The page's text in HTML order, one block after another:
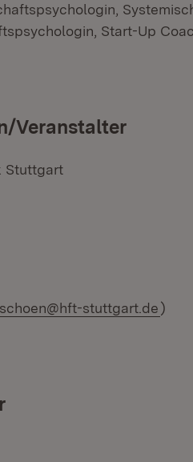
Start-Up
Veranstalter
Stuttgart
stuttgart.de)